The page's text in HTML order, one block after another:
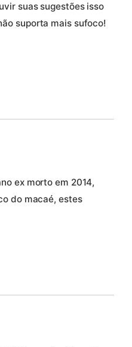
suas sugestões isso
suporta mais sufoco!
ex morto em 2014,
do macaé, estes